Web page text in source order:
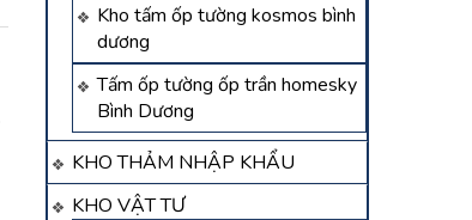
Kho tấm ốp tường kosmos bình
dương
Tấm ốp tường ốp trần homesky
Bình Dương
KHO THẢM NHẬP KHẨU
KHO VẬT TƯ